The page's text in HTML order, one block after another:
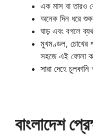
এক মাস বা তারও
অনেক দিন ধরে
ঘাড় এবং বগলে
মুখমণ্ডল, চোখের
সহজে এই ফোলা
সারা দেহে চুলকানি
বাংলাদেশ